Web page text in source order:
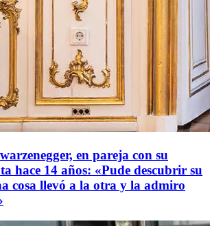
en pareja con su
hace 14 años: «Pude descubrir su
cosa llevó a la otra y la admiro